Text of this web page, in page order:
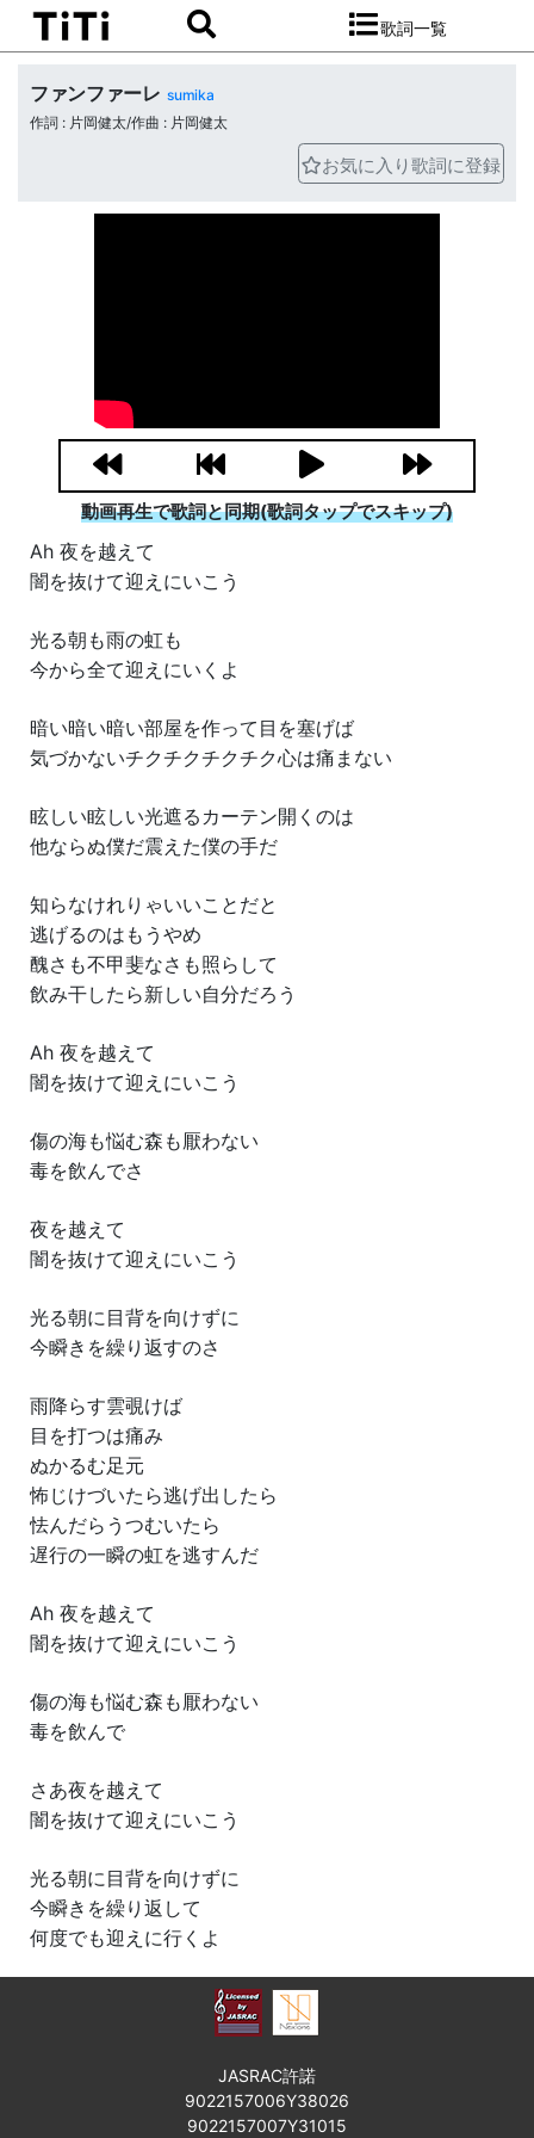
歌詞一覧
ファンファーレ sumika
作詞 : 片岡健太/作曲 : 片岡健太
お気に入り歌詞に登録
動画再生で歌詞と同期(歌詞タップでスキップ)
Ah 夜を越えて
闇を抜けて迎えにいこう
光る朝も雨の虹も
今から全て迎えにいくよ
暗い暗い暗い部屋を作って目を塞げば
気づかないチクチクチクチク心は痛まない
眩しい眩しい光遮るカーテン開くのは
他ならぬ僕だ震えた僕の手だ
知らなけれりゃいいことだと
逃げるのはもうやめ
醜さも不甲斐なさも照らして
飲み干したら新しい自分だろう
Ah 夜を越えて
闇を抜けて迎えにいこう
傷の海も悩む森も厭わない
毒を飲んでさ
夜を越えて
闇を抜けて迎えにいこう
光る朝に目背を向けずに
今瞬きを繰り返すのさ
雨降らす雲覗けば
目を打つは痛み
ぬかるむ足元
怖じけづいたら逃げ出したら
怯んだらうつむいたら
遅行の一瞬の虹を逃すんだ
Ah 夜を越えて
闇を抜けて迎えにいこう
傷の海も悩む森も厭わない
毒を飲んで
さあ夜を越えて
闇を抜けて迎えにいこう
光る朝に目背を向けずに
今瞬きを繰り返して
何度でも迎えに行くよ
JASRAC許諾
9022157006Y38026
9022157007Y31015